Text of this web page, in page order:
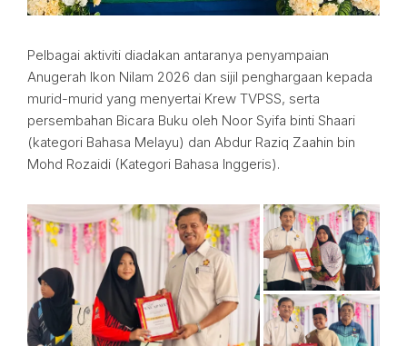
Pelbagai aktiviti diadakan antaranya penyampaian
Anugerah Ikon Nilam 2026 dan sijil penghargaan kepada
murid-murid yang menyertai Krew TVPSS, serta
persembahan Bicara Buku oleh Noor Syifa binti Shaari
(kategori Bahasa Melayu) dan Abdur Raziq Zaahin bin
Mohd Rozaidi (Kategori Bahasa Inggeris).